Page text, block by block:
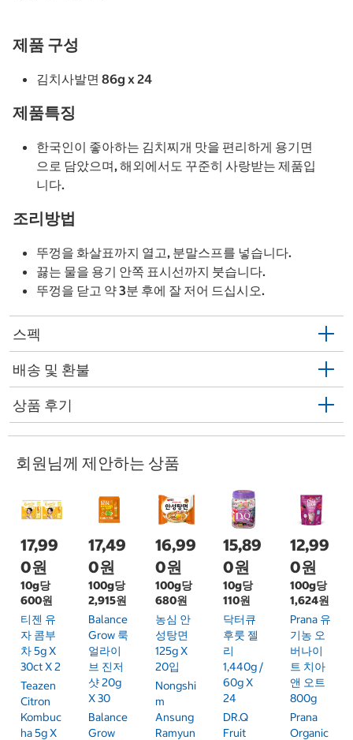
제품 구성
김치사발면 86g x 24
제품특징
한국인이 좋아하는 김치찌개 맛을 편리하게 용기면
으로 담았으며, 해외에서도 꾸준히 사랑받는 제품입
니다.
조리방법
뚜껑을 화살표까지 열고, 분말스프를 넣습니다.
끓는 물을 용기 안쪽 표시선까지 붓습니다.
뚜껑을 닫고 약 3분 후에 잘 저어 드십시오.
스펙
배송 및 환불
상품 후기
회원님께 제안하는 상품
17,99
0원
10g당
600원
티젠 유
자 콤부
차 5g X
30ct X 2
Teazen
Citron
Kombuc
Ha 5g X
17,49
0원
100g당
2,915원
Balance
Grow 룩
얼라이
브 진저
샷 20g
X 30
Balance
Grow
16,99
0원
100g당
680원
농심 안
성탕면
125g X
20입
Nongshi
M
Ansung
Ramyun
15,89
0원
10g당
110원
닥터큐
후룻 젤
리
1,440g /
60g X
24
DR.Q
Fruit
12,99
0원
100g당
1,624원
Prana 유
기농 오
버나이
트 치아
앤 오트
800g
Prana
Organic